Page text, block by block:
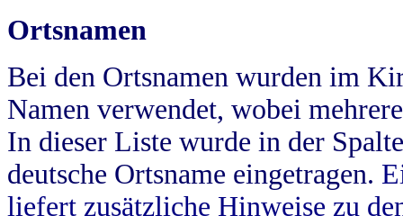
Ortsnamen
Bei den Ortsnamen wurden im
Namen verwendet, wobei
In dieser Liste wurde in der
deutsche Ortsname eingetragen.
liefert zusätzliche Hinweise zu